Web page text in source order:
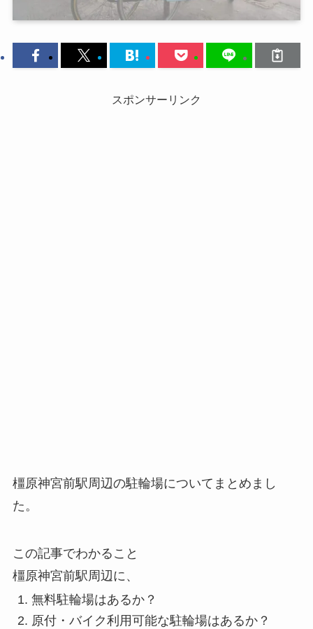
スポンサーリンク
橿原神宮前駅周辺の駐輪場についてまとめまし
た。
この記事でわかること
橿原神宮前駅周辺に、
無料駐輪場はあるか？
原付・バイク利用可能な駐輪場はあるか？